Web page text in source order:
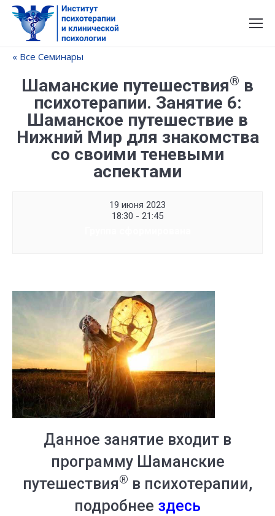
« Все Семинары
Шаманские путешествия® в
психотерапии. Занятие 6:
Шаманское путешествие в
Нижний Мир для знакомства
со своими теневыми
аспектами
19 июня 2023
18:30 - 21:45
Данное занятие входит в
программу Шаманские
путешествия® в психотерапии,
подробнее здесь